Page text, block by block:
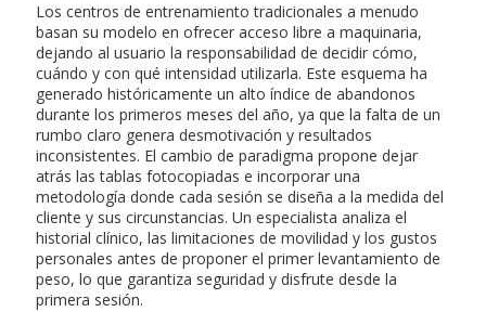
Los centros de entrenamiento tradicionales a menudo
basan su modelo en ofrecer acceso libre a maquinaria,
dejando al usuario la responsabilidad de decidir cómo,
cuándo y con qué intensidad utilizarla. Este esquema ha
generado históricamente un alto índice de abandonos
durante los primeros meses del año, ya que la falta de un
rumbo claro genera desmotivación y resultados
inconsistentes. El cambio de paradigma propone dejar
atrás las tablas fotocopiadas e incorporar una
metodología donde cada sesión se diseña a la medida del
cliente y sus circunstancias. Un especialista analiza el
historial clínico, las limitaciones de movilidad y los gustos
personales antes de proponer el primer levantamiento de
peso, lo que garantiza seguridad y disfrute desde la
primera sesión.